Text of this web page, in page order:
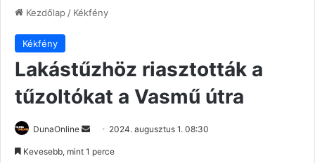
Kezdőlap/ Kékfény
Kékfény
Lakástűzhöz riasztották a
tűzoltókat a Vasmű útra
DunaOnline
Send 2024. augusztus 1. 08:30
Kevesebb, mint 1 perce